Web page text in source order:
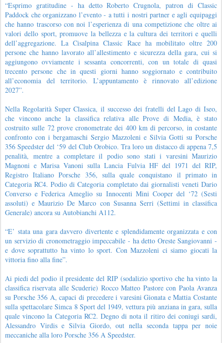
“Esprimo gratitudine - ha detto Roberto Crugnola, patron di Classic
Paddock che organizzano l’evento - a tutti i nostri partner e agli equipaggi
che hanno trascorso con noi l’esperienza di una competizione che oltre ai
valori dello sport, promuove la bellezza e la cultura dei territori e quelli
dell’aggregazione. La Cisalpina Classic Race ha mobilitato oltre 200
persone che hanno lavorato all’allestimento e sicurezza della gara, cui si
aggiungono ovviamente i sessanta concorrenti, con un totale di quasi
trecento persone che in questi giorni hanno soggiornato e contribuito
all’economia del territorio. L’appuntamento è rinnovato all’edizione
2027”.
Nella Regolarità Super Classica, il successo dei fratelli del Lago di Iseo,
che vincono anche la classifica relativa alle Prove di Media, è stato
costruito sulle 72 prove cronometrate dei 400 km di percorso, in costante
confronto con i bergamaschi Sergio Mazzoleni e Silvia Gotti su Porsche
356 Speedster del ‘59 del Club Orobico. Tra loro un distacco di appena 7,5
penalità, mentre a completare il podio sono stati i varesini Maurizio
Magnoni e Marisa Vanoni sulla Lancia Fulvia HF del 1971 del RIP,
Registro Italiano Porsche 356, sulla quale conquistano il primato in
Categoria RC4. Podio di Categoria completato dai giornalisti veneti Dario
Converso e Federica Ameglio su Innocenti Mini Cooper del ‘72 (Sesti
assoluti) e Maurizio De Marco con Susanna Serri (Settimi in classifica
Generale) ancora su Autobianchi A112.
“E’ stata una gara davvero divertente e splendidamente organizzata e con
un servizio di cronometraggio impeccabile - ha detto Oreste Sangiovanni -
e dove soprattutto ha vinto lo sport. Con Mazzoleni ci siamo giocati la
vittoria fino alla fine”.
Ai piedi del podio il presidente del RIP (sodalizio sportivo che ha vinto la
classifica riservata alle Scuderie) Rocco Matteo Pastore con Paola Avanza
su Porsche 356 A, capaci di precedere i varesini Gionata e Mattia Costante
sulla spettacolare Simca 8 Sport del 1949, vettura più anziana in gara, sulla
quale vincono la Categoria RC2. Degno di nota il ritiro dei coniugi sardi,
Alessandro Virdis e Silvia Giordo, out nella seconda tappa per noie
meccaniche alla loro Porsche 356 A Speedster.